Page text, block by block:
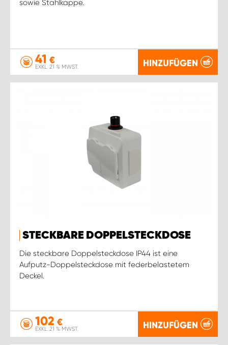
sowie Stahlkappe.
41 €
EXKL. 21 % MWST. HINZUFÜGEN
STECKBARE DOPPELSTECKDOSE
Die steckbare Doppelsteckdose IP44 ist eine
Aufputz-Doppelsteckdose mit federbelastetem
Deckel.
102 €
EXKL. 21 % MWST. HINZUFÜGEN